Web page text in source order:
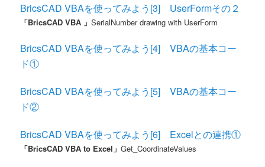
BricsCAD VBAを使ってみよう[3] UserFormその２
「BricsCAD VBA 」SerialNumber drawing with UserForm
BricsCAD VBAを使ってみよう[4] VBAの基本コー
ド①
BricsCAD VBAを使ってみよう[5] VBAの基本コー
ド②
BricsCAD VBAを使ってみよう[6] Excelとの連携①
「BricsCAD VBA to Excel」Get_CoordinateValues